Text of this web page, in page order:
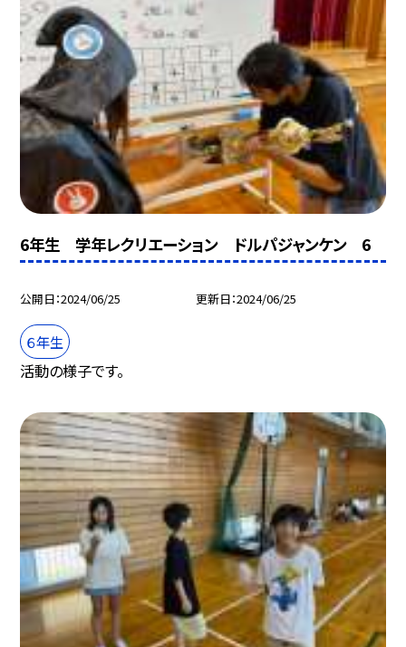
6年生 学年レクリエーション ドルパジャンケン 6
公開日 2024/06/25 更新日 2024/06/25
６年生
活動の様子です。